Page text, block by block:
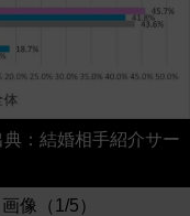
典：結婚相手紹介サー
像（1/5）